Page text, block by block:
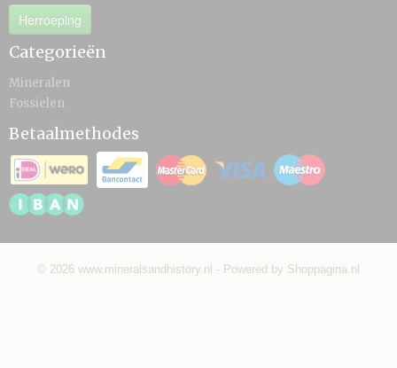
Herroeping
Categorieën
Mineralen
Fossielen
Betaalmethodes
© 2026 www.mineralsandhistory.nl - Powered by Shoppagina.nl